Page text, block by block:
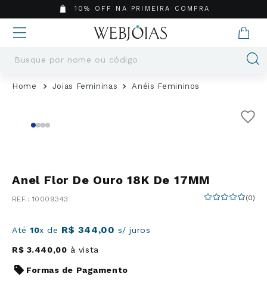
10% OFF NA PRIMEIRA COMPRA
Busque por nome ou código
Joias Femininas Anéis Femininos
Anel Flor De Ouro 18K De 17MM
: 10009343 (0)
Até10x de R$ 344,00 s/ juros
R$ 3.440,00 à vista
Formas de Pagamento
Termos mais buscados
6º
Argola
7º
Casamento
9º
Pingente
10º Corrente